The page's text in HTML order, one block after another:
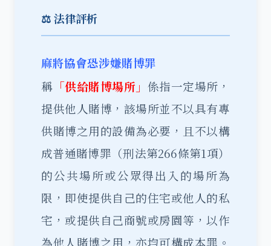
⚖️ 法律評析
麻將協會恐涉嫌賭博罪
稱 「供給賭博場所」 係指一定場所，
提供他人賭博，該場所並不以具有專
供賭博之用的設備為必要，且不以構
成普通賭博罪（刑法第266條第1項）
的公共場所或公眾得出入的場所為
限，即使提供自己的住宅或他人的私
宅，或提供自己商號或房園等，以作
為他人賭博之用，亦均可構成本罪。